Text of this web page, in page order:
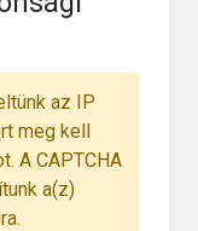
az IP
meg kell
A CAPTCHA
a(z)